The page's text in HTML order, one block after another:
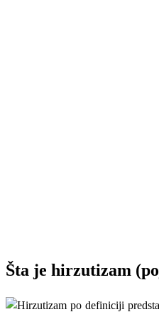
Šta je hirzutizam
Hirzutizam po definiciji